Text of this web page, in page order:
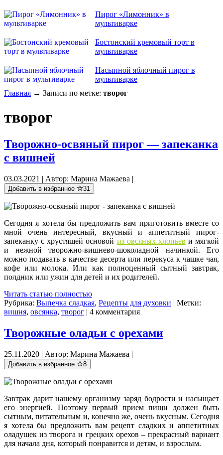
Пирог «Лимонник» в
мультиварке
Бостонский кремовый торт в
мультиварке
Насыпной яблочный пирог в
мультиварке
Главная → Записи по метке: творог
творог
Творожно-освяный пирог — запеканка
с вишней
03.03.2021 | Автор: Марина Мажаева |
Добавить в избранное 31
Сегодня я хотела бы предложить вам приготовить вместе со
мной очень интересный, вкусный и аппетитный пирог-
запеканку с хрустящей основой из овсяных хлопьев и мягкой
и нежной творожно-вишнево-шоколадной начинкой. Его
можно подавать в качестве десерта или перекуса к чашке чая,
кофе или молока. Или как полноценный сытный завтрак,
полдник или ужин для детей и их родителей.
Читать статью полностью
Рубрика: Выпечка сладкая, Рецепты для духовки | Метки:
вишня, овсянка, творог | 4 комментария
Творожные оладьи с орехами
25.11.2020 | Автор: Марина Мажаева |
Добавить в избранное 8
Завтрак дарит нашему организму заряд бодрости и насыщает
его энергией. Поэтому первый прием пищи должен быть
сытным, питательным и, конечно же, очень вкусным. Сегодня
я хотела бы предложить вам рецепт сладких и аппетитных
оладушек из творога и грецких орехов – прекрасный вариант
для начала дня, который понравится и детям, и взрослым.